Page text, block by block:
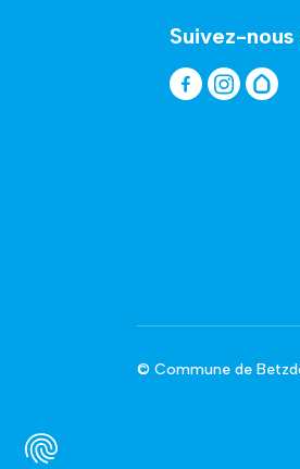
Suivez-nous
© Commune de